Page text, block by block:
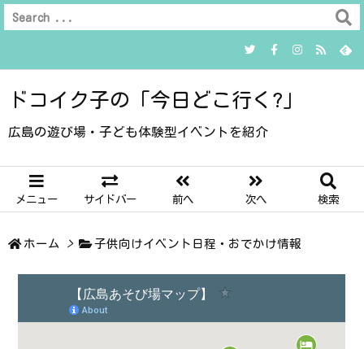
ドコイク子の「今日どこ行く?」
広島の遊び場・子ども体験型イベントを紹介
メニュー サイドバー 前へ 次へ 検索
ホーム > 子供向けイベント日程・おでかけ情報